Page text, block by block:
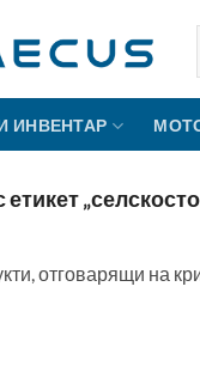
ИНВЕНТАР
етикет
отговарящи на